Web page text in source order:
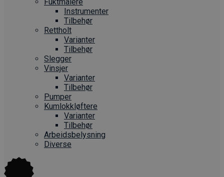
Instrumenter
Tilbehør
Rettholt
Varianter
Tilbehør
Slegger
Vinsjer
Varianter
Tilbehør
Pumper
Kumlokkløftere
Varianter
Tilbehør
Arbeidsbelysning
Diverse